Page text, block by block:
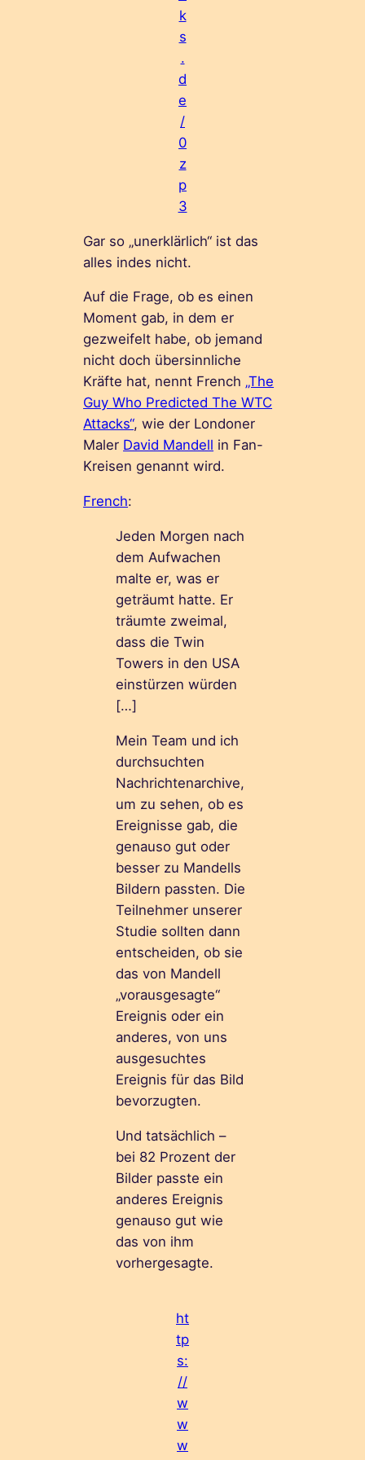
k
s
.
d
e
/
0
z
p
3
Gar so „unerklärlich“ ist das
alles indes nicht.
Auf die Frage, ob es einen
Moment gab, in dem er
gezweifelt habe, ob jemand
nicht doch übersinnliche
Kräfte hat, nennt French „The
Guy Who Predicted The WTC
Attacks“, wie der Londoner
Maler David Mandell in Fan-
Kreisen genannt wird.
French:
Jeden Morgen nach
dem Aufwachen
malte er, was er
geträumt hatte. Er
träumte zweimal,
dass die Twin
Towers in den USA
einstürzen würden
[…]
Mein Team und ich
durchsuchten
Nachrichtenarchive,
um zu sehen, ob es
Ereignisse gab, die
genauso gut oder
besser zu Mandells
Bildern passten. Die
Teilnehmer unserer
Studie sollten dann
entscheiden, ob sie
das von Mandell
„vorausgesagte“
Ereignis oder ein
anderes, von uns
ausgesuchtes
Ereignis für das Bild
bevorzugten.
Und tatsächlich –
bei 82 Prozent der
Bilder passte ein
anderes Ereignis
genauso gut wie
das von ihm
vorhergesagte.
ht
tp
s:
//
w
w
w